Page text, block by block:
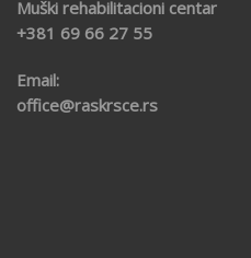
Muški rehabilitacioni centar
+381 69 66 27 55
Email:
office@raskrsce.rs